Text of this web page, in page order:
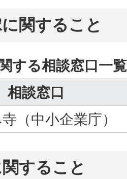
関すること
する相談窓口一覧
相談窓口
（中小企業庁）
すること